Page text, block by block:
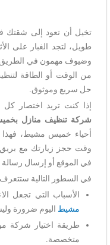
تخيل أن تعود إلى شقتك
طويل، لتجد الغبار على
وضيوف مهمون في الطريق
من الوقت أو الطاقة
حل سريع وموثوق.
إذا كنت تريد اختصار
شركة تنظيف منازل
أحياء خميس مشيط،
وقت حجز زيارتك مع بريق
في الموقع أو إرسال
في السطور التالية
الأسباب التي تجعل
مشيط اليوم ضرورة
طريقة اختيار شركة
متخصصة.